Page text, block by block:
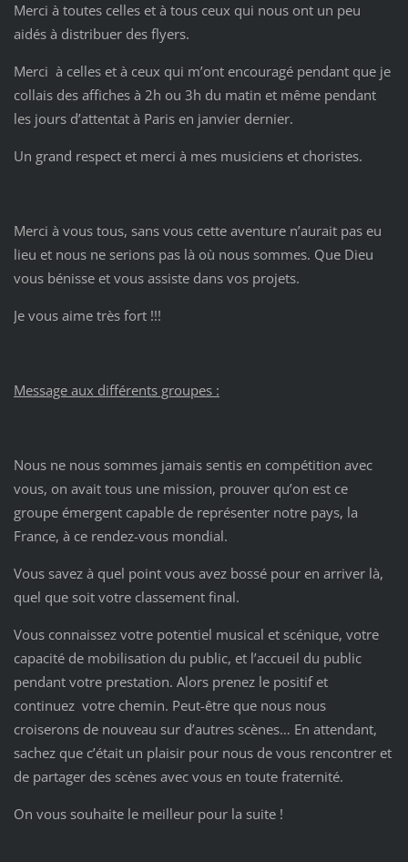
Merci à toutes celles et à tous ceux qui nous ont un peu
aidés à distribuer des flyers.
Merci à celles et à ceux qui m’ont encouragé pendant que je
collais des affiches à 2h ou 3h du matin et même pendant
les jours d’attentat à Paris en janvier dernier.
Un grand respect et merci à mes musiciens et choristes.
Merci à vous tous, sans vous cette aventure n’aurait pas eu
lieu et nous ne serions pas là où nous sommes. Que Dieu
vous bénisse et vous assiste dans vos projets.
Je vous aime très fort !!!
Message aux différents groupes :
Nous ne nous sommes jamais sentis en compétition avec
vous, on avait tous une mission, prouver qu’on est ce
groupe émergent capable de représenter notre pays, la
France, à ce rendez-vous mondial.
Vous savez à quel point vous avez bossé pour en arriver là,
quel que soit votre classement final.
Vous connaissez votre potentiel musical et scénique, votre
capacité de mobilisation du public, et l’accueil du public
pendant votre prestation. Alors prenez le positif et
continuez votre chemin. Peut-être que nous nous
croiserons de nouveau sur d’autres scènes… En attendant,
sachez que c’était un plaisir pour nous de vous rencontrer et
de partager des scènes avec vous en toute fraternité.
On vous souhaite le meilleur pour la suite !